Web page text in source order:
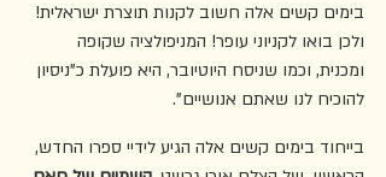
בימים קשים אלה חשוב לקנות תוצרת ישראלית!
ולכן בואו לקניוני עופר! המניפולציה שקופה
ומכנית, וכמו שניסח היוטיובר, היא פועלת כ"ניסיון
להוכיח לנו שאתם אנושיים".
בייחוד בימים קשים אלה הגיע לידיי ספרו החדש,